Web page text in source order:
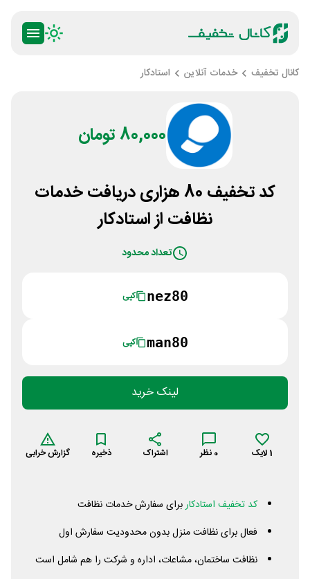
کانال تخفیف خدمات آنلاین استادکار
80,000 تومان
کد تخفیف 80 هزاری دریافت خدمات
نظافت از استادکار
تعداد محدود
nez80 کپی
man80 کپی
لینک خرید
1لایک 0 نظر اشتراک ذخیره گزارش خرابی
کد تخفیف استادکاربرای سفارش خدمات نظافت
فعال برای نظافت منزل بدون محدودیت سفارش اول
نظافت ساختمان، مشاعات، اداره و شرکت را هم شامل است